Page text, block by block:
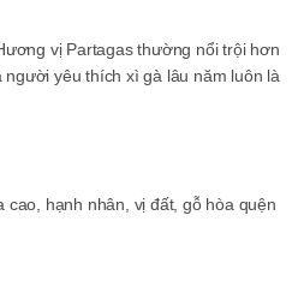
vị Partagas thường nổi trội hơn
yêu thích xì gà lâu năm luôn là
hạnh nhân, vị đất, gỗ hòa quện